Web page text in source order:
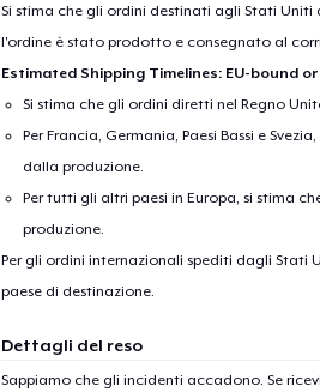
Si stima che gli ordini destinati agli Stati
l'ordine è stato prodotto e consegnato al
Estimated Shipping Timelines: EU-bound
Si stima che gli ordini diretti nel Regno
Per Francia, Germania, Paesi Bassi e
dalla produzione.
Per tutti gli altri paesi in Europa, si stima
produzione.
Per gli ordini internazionali spediti dagli
paese di destinazione.
Dettagli del reso
Sappiamo che gli incidenti accadono. Se